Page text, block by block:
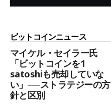
ビットコインニュース
マイケル・セイラー氏
「ビットコインを1
satoshiも売却していな
い」──ストラテジーの方
針と区別